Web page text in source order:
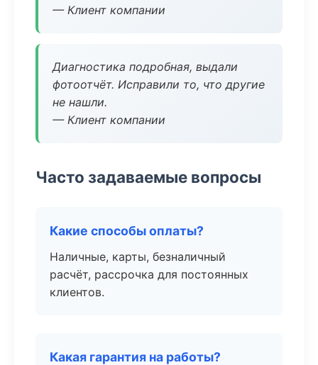
— Клиент компании
Диагностика подробная, выдали
фотоотчёт. Исправили то, что другие
не нашли.
— Клиент компании
Часто задаваемые вопросы
Какие способы оплаты?
Наличные, карты, безналичный
расчёт, рассрочка для постоянных
клиентов.
Какая гарантия на работы?